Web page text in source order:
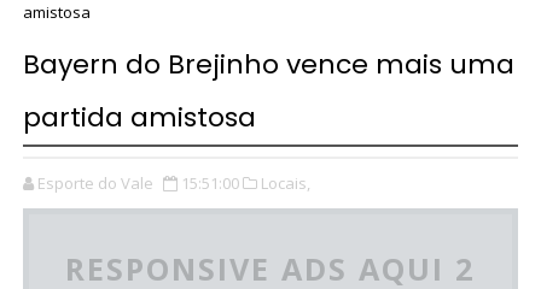
amistosa
Bayern do Brejinho vence mais uma
partida amistosa
Esporte do Vale 15:51:00 Locais,
RESPONSIVE ADS AQUI 2